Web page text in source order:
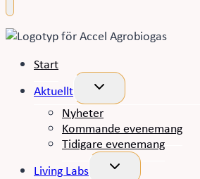
Start
Aktuellt
Toggle
menu
Nyheter
Kommande evenemang
Tidigare evenemang
Living Labs
Toggle